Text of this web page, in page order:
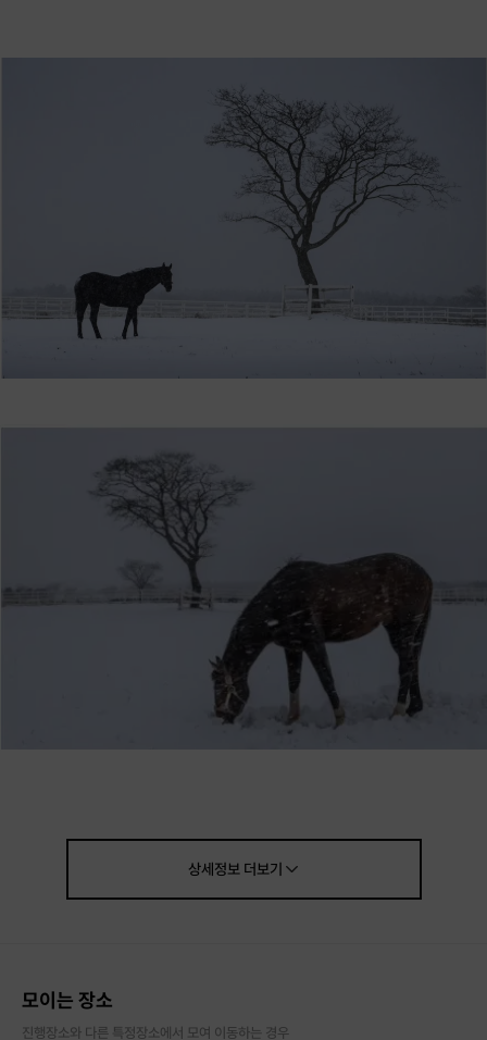
상세정보더보기
모이는 장소
진행장소와 다른 특정장소에서 모여 이동하는 경우